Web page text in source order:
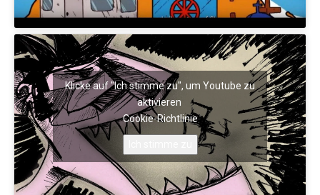
Klicke auf "Ich stimme zu", um Youtube zu
aktivieren
Cookie-Richtlinie